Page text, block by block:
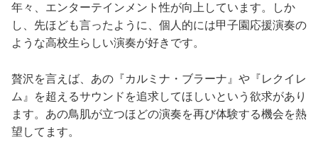
年々、エンターテインメント性が向上しています。しか
し、先ほども言ったように、個人的には甲子園応援演奏の
ような高校生らしい演奏が好きです。
贅沢を言えば、あの『カルミナ・ブラーナ』や『レクイレ
ム』を超えるサウンドを追求してほしいという欲求があり
ます。あの鳥肌が立つほどの演奏を再び体験する機会を熱
望してます。